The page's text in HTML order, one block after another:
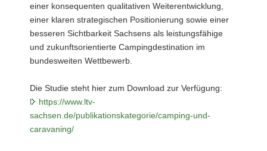
einer konsequenten qualitativen Weiterentwicklung,
einer klaren strategischen Positionierung sowie einer
besseren Sichtbarkeit Sachsens als leistungsfähige
und zukunftsorientierte Campingdestination im
bundesweiten Wettbewerb.
Die Studie steht hier zum Download zur Verfügung:
https://www.ltv-
sachsen.de/publikationskategorie/camping-und-
caravaning/